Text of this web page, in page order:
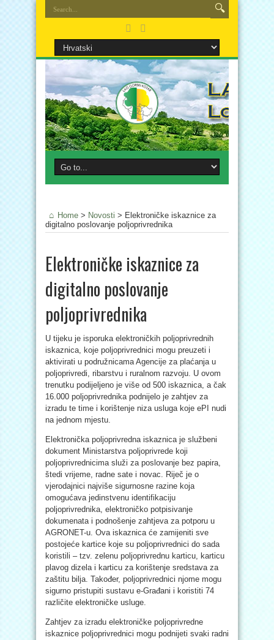
Home > Novosti > Elektroničke iskaznice za
digitalno poslovanje poljoprivrednika
Elektroničke iskaznice za
digitalno poslovanje
poljoprivrednika
U tijeku je isporuka elektroničkih poljoprivrednih
iskaznica, koje poljoprivrednici mogu preuzeti i
aktivirati u podružnicama Agencije za plaćanja u
poljoprivredi, ribarstvu i ruralnom razvoju. U ovom
trenutku podijeljeno je više od 500 iskaznica, a čak
16.000 poljoprivrednika podnijelo je zahtjev za
izradu te time i korištenje niza usluga koje ePI nudi
na jednom mjestu.
Elektronička poljoprivredna iskaznica je službeni
dokument Ministarstva poljoprivrede koji
poljoprivrednicima služi za poslovanje bez papira,
štedi vrijeme, radne sate i novac. Riječ je o
vjerodajnici najviše sigurnosne razine koja
omogućava jedinstvenu identifikaciju
poljoprivrednika, elektroničko potpisivanje
dokumenata i podnošenje zahtjeva za potporu u
AGRONET-u. Ova iskaznica će zamijeniti sve
postojeće kartice koje su poljoprivrednici do sada
koristili – tzv. zelenu poljoprivrednu karticu, karticu
plavog dizela i karticu za korištenje sredstava za
zaštitu bilja. Također, poljoprivrednici njome mogu
sigurno pristupiti sustavu e-Građani i koristiti 74
različite elektroničke usluge.
Zahtjev za izradu elektroničke poljoprivredne
iskaznice poljoprivrednici mogu podnijeti svaki radni